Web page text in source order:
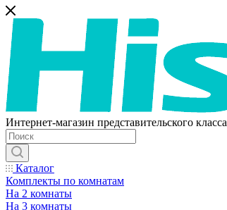
Интернет-магазин представительского класса
Каталог
Комплекты по комнатам
На 2 комнаты
На 3 комнаты